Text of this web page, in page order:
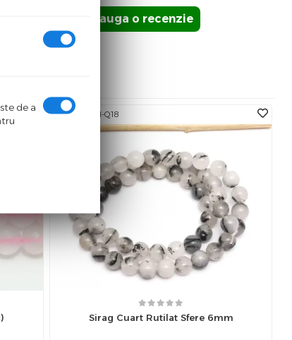
Adauga o recenzie
Cod: GEM-Q18
Sirag Cuart Rutilat Sfere 6mm
de a